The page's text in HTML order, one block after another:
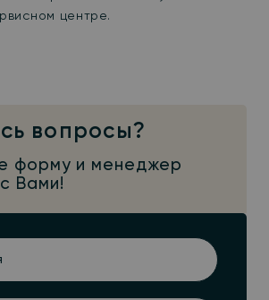
центре.
вопросы?
форму и менеджер
Вами!